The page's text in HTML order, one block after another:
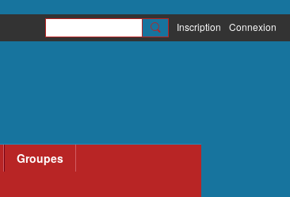
Inscription Connexion
Groupes